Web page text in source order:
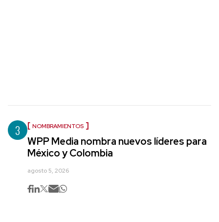
3 NOMBRAMIENTOS
WPP Media nombra nuevos líderes para
México y Colombia
agosto 5, 2026